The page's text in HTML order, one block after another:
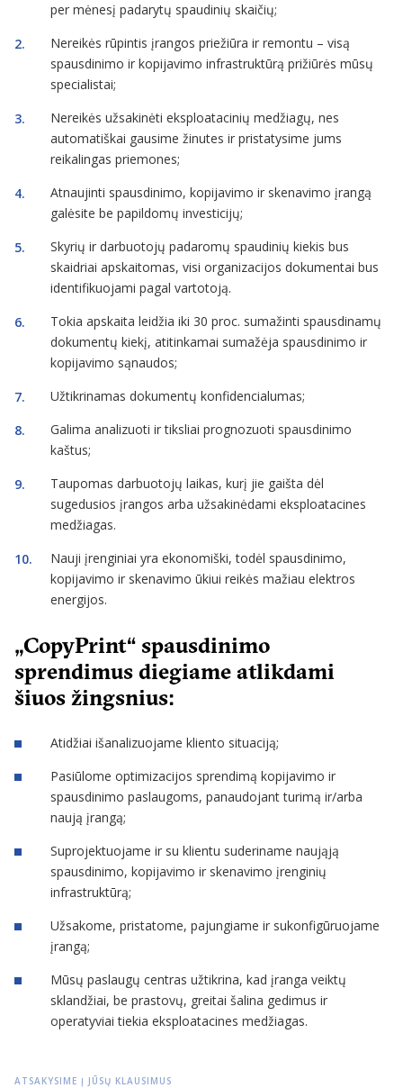
per mėnesį padarytų spaudinių skaičių;
Nereikės rūpintis įrangos priežiūra ir remontu – visą
spausdinimo ir kopijavimo infrastruktūrą prižiūrės mūsų
specialistai;
Nereikės užsakinėti eksploatacinių medžiagų, nes
automatiškai gausime žinutes ir pristatysime jums
reikalingas priemones;
Atnaujinti spausdinimo, kopijavimo ir skenavimo įrangą
galėsite be papildomų investicijų;
Skyrių ir darbuotojų padaromų spaudinių kiekis bus
skaidriai apskaitomas, visi organizacijos dokumentai bus
identifikuojami pagal vartotoją.
Tokia apskaita leidžia iki 30 proc. sumažinti spausdinamų
dokumentų kiekį, atitinkamai sumažėja spausdinimo ir
kopijavimo sąnaudos;
Užtikrinamas dokumentų konfidencialumas;
Galima analizuoti ir tiksliai prognozuoti spausdinimo
kaštus;
Taupomas darbuotojų laikas, kurį jie gaišta dėl
sugedusios įrangos arba užsakinėdami eksploatacines
medžiagas.
Nauji įrenginiai yra ekonomiški, todėl spausdinimo,
kopijavimo ir skenavimo ūkiui reikės mažiau elektros
energijos.
„CopyPrint“ spausdinimo
sprendimus diegiame atlikdami
šiuos žingsnius:
Atidžiai išanalizuojame kliento situaciją;
Pasiūlome optimizacijos sprendimą kopijavimo ir
spausdinimo paslaugoms, panaudojant turimą ir/arba
naują įrangą;
Suprojektuojame ir su klientu suderiname naująją
spausdinimo, kopijavimo ir skenavimo įrenginių
infrastruktūrą;
Užsakome, pristatome, pajungiame ir sukonfigūruojame
įrangą;
Mūsų paslaugų centras užtikrina, kad įranga veiktų
sklandžiai, be prastovų, greitai šalina gedimus ir
operatyviai tiekia eksploatacines medžiagas.
ATSAKYSIME Į JŪSŲ KLAUSIMUS